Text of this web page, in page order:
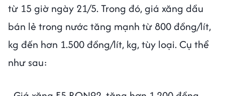
từ 15 giờ ngày 21/5. Trong đó, giá xăng dầu
bán lẻ trong nước tăng mạnh từ 800 đồng/lít,
kg đến hơn 1.500 đồng/lít, kg, tùy loại. Cụ thể
như sau: